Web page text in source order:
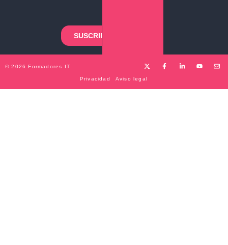
© 2026 Formadores IT
Privacidad Aviso legal